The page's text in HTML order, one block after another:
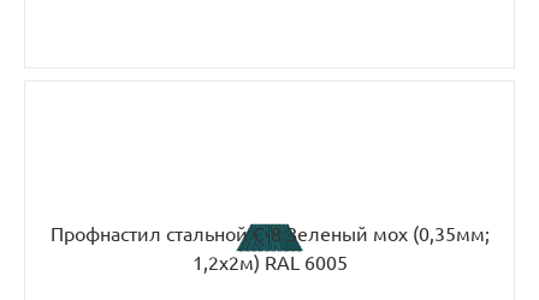
Профнастил стальной С-8 Зеленый мох (0,35мм;
1,2х2м) RAL 6005